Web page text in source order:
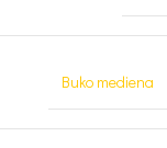
Buko mediena